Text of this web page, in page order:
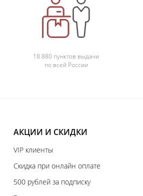
18 880 пунктов выдачи
по всей России
АКЦИИ И СКИДКИ
VIP клиенты
Скидка при онлайн оплате
500 рублей за подписку